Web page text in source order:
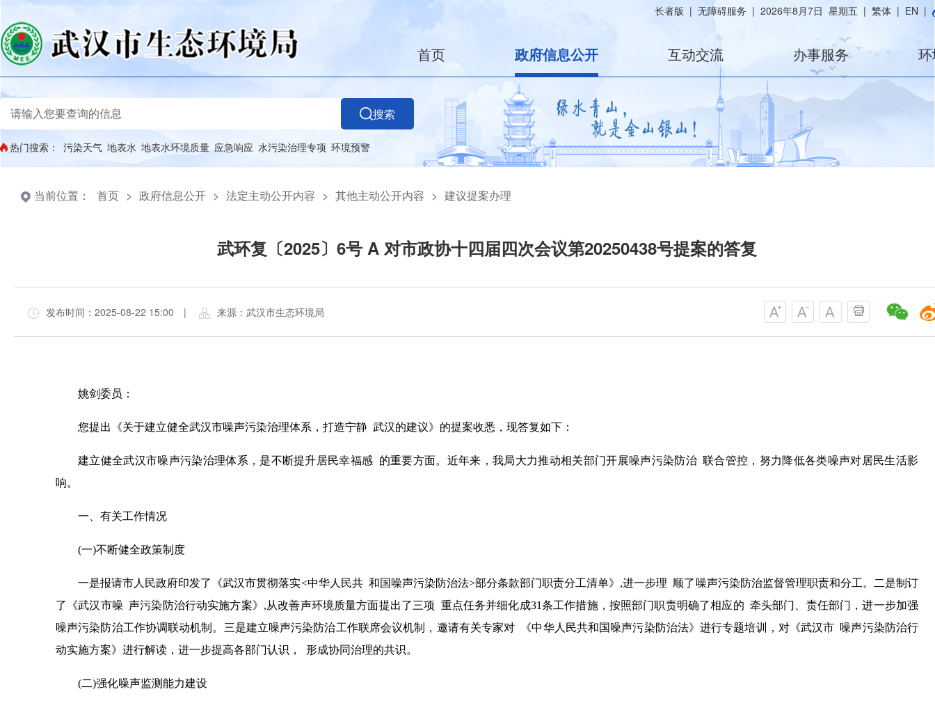
长者版 | 无障碍服务 | 2026年8月7日 星期五 | 繁体 | EN |
首页 政府信息公开 互动交流 办事服务
搜索
热门搜索： 污染天气 地表水 地表水环境质量 应急响应 水污染治理专项 环境预警
当前位置： 首页 > 政府信息公开 > 法定主动公开内容 > 其他主动公开内容 > 建议提案办理
武环复〔2025〕6号 A 对市政协十四届四次会议第20250438号提案的答复
发布时间：2025-08-22 15:00 | 来源：武汉市生态环境局
姚剑委员：
您提出《关于建立健全武汉市噪声污染治理体系，打造宁静 武汉的建议》的提案收悉，现答复如下：
建立健全武汉市噪声污染治理体系，是不断提升居民幸福感 的重要方面。近年来，我局大力推动相关部门开展噪声污染防治 联合管控，努力降低各类噪声对居民生活影
响。
一、有关工作情况
(一)不断健全政策制度
一是报请市人民政府印发了《武汉市贯彻落实<中华人民共 和国噪声污染防治法>部分条款部门职责分工清单》,进一步理 顺了噪声污染防治监督管理职责和分工。二是制订
了《武汉市噪 声污染防治行动实施方案》,从改善声环境质量方面提出了三项 重点任务并细化成31条工作措施，按照部门职责明确了相应的 牵头部门、责任部门，进一步加强
噪声污染防治工作协调联动机制。三是建立噪声污染防治工作联席会议机制，邀请有关专家对 《中华人民共和国噪声污染防治法》进行专题培训，对《武汉市 噪声污染防治行
动实施方案》进行解读，进一步提高各部门认识， 形成协同治理的共识。
(二)强化噪声监测能力建设